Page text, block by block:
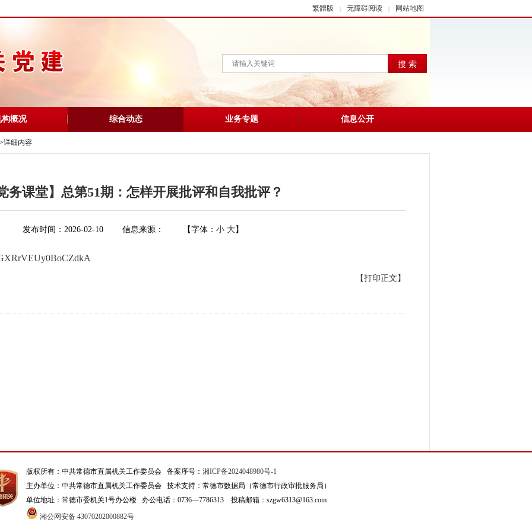
繁體版 | 无障碍阅读 | 网站地图
搜 索
构概况 综合动态 业务专题 信息公开
>详细内容
务课堂】总第51期：怎样开展批评和自我批评？
发布时间：2026-02-10 信息来源： 【字体： 小 大】
【打印正文】
版权所有：中共常德市直属机关工作委员会 备案序号： 湘ICP备2024048980号-1
主办单位：中共常德市直属机关工作委员会 技术支持：常德市数据局（常德市行政审批服务局）
单位地址：常德市委机关1号办公楼 办公电话：0736—7786313 投稿邮箱：szgw6313@163.com
湘公网安备 43070202000882号